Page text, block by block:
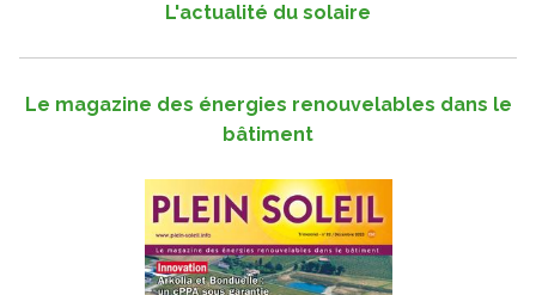
L'actualité du solaire
Le magazine des énergies renouvelables dans le
bâtiment